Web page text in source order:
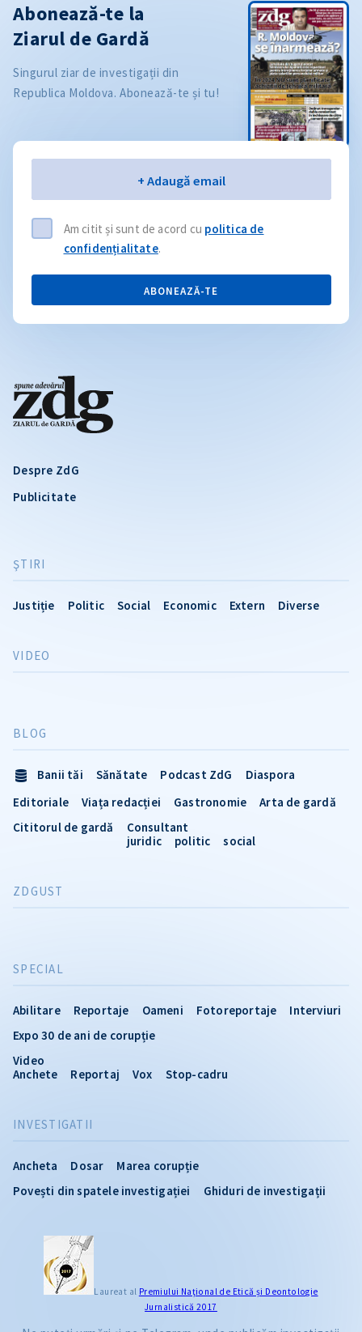
Despre ZdG
Publicitate
ŞTIRI
Justiție Politic Social Economic Extern Diverse
INVESTIGATII
Ancheta Dosar
Marea corupție
Povești din spatele investigației
Ghiduri de investigații
VIDEO
SPECIAL
Abilitare Reportaje Oameni Fotoreportaje
Interviuri
Expo 30 de ani de corupție
Video
Anchete
Reportaj Vox Stop-cadru
BLOG
Banii tăi Sănătate Podcast ZdG
Diaspora
Editoriale
Viața redacției Gastronomie
Arta de gardă
Cititorul de gardă
Consultant
juridic
politic social
ZDGUST
Abonează-te la
Ziarul de Gardă
Singurul ziar de investigații din
Republica Moldova. Abonează-te și tu!
+ Adaugă email
Am citit și sunt de acord cu politica de
confidențialitate.
ABONEAZĂ-TE
Laureat al Premiului Naţional de Etică și Deontologie
Jurnalistică 2017